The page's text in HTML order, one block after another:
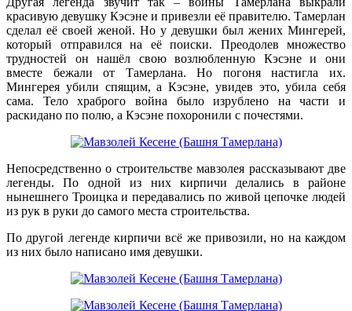
красивую девушку Кэсэне и привезли её правителю. Тамерлан
сделал её своей женой. Но у девушки был жених Мингерей,
который отправился на её поиски. Преодолев множество
трудностей он нашёл свою возлюбленную Кэсэне и они
вместе бежали от Тамерлана. Но погоня настигла их.
Мингерея убили спящим, а Кэсэне, увидев это, убила себя
сама. Тело храброго война было изрублено на части и
раскидано по полю, а Кэсэне похоронили с почестями.
Непосредственно о строительстве мавзолея рассказывают две
легенды. По одной из них кирпичи делались в районе
нынешнего Троицка и передавались по живой цепочке людей
из рук в руки до самого места строительства.
По другой легенде кирпичи всё же привозили, но на каждом
из них было написано имя девушки.